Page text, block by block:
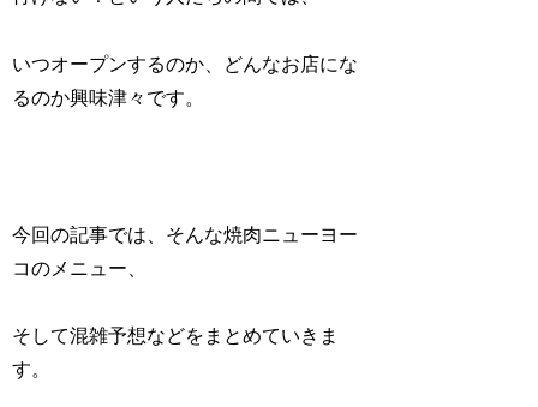
いつオープンするのか、どんなお店にな
るのか興味津々です。
今回の記事では、そんな焼肉ニューヨー
コのメニュー、
そして混雑予想などをまとめていきま
す。